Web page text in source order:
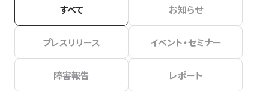
すべて お知らせ
プレスリリース イベント・セミナー
障害報告 レポート